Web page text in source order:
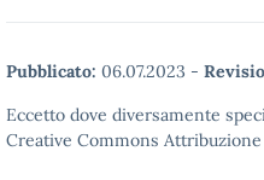
Pubblicato: 06.07.2023 -
Eccetto dove diversamente
Creative Commons